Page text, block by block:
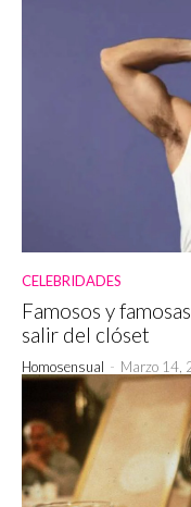
CELEBRIDADES
Famosos y
salir del clóset
Homosensual - Marzo 14,